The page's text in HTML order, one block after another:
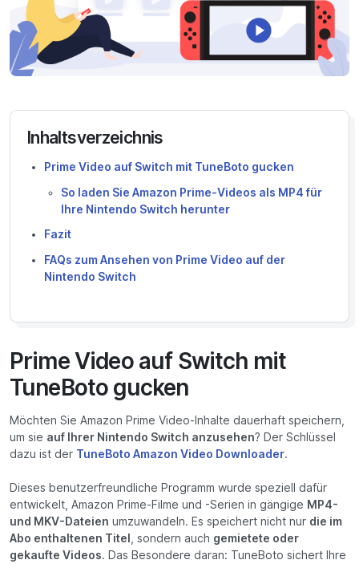
Inhaltsverzeichnis
Prime Video auf Switch mit TuneBoto gucken
So laden Sie Amazon Prime-Videos als MP4 für
Ihre Nintendo Switch herunter
Fazit
FAQs zum Ansehen von Prime Video auf der
Nintendo Switch
Prime Video auf Switch mit
TuneBoto gucken
Möchten Sie Amazon Prime Video-Inhalte dauerhaft speichern,
um sie auf Ihrer Nintendo Switch anzusehen? Der Schlüssel
dazu ist der TuneBoto Amazon Video Downloader.
Dieses benutzerfreundliche Programm wurde speziell dafür
entwickelt, Amazon Prime-Filme und -Serien in gängige MP4-
und MKV-Dateien umzuwandeln. Es speichert nicht nur die im
Abo enthaltenen Titel , sondern auch gemietete oder
gekaufte Videos. Das Besondere daran: TuneBoto sichert Ihre